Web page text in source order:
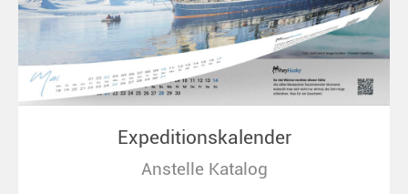
Expeditionskalender
Anstelle Katalog